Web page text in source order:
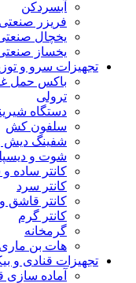
آبسردکن
فریزر صنعتی
یخچال
یخساز
تجهیزات سرو و
باکس حمل
ترولی
دستگاه
سلفون کش
شفینگ دیش
شوت و
کانتر ساده و
کانتر سرد
کانتر قاشق
کانتر گرم
گرمخانه
هات بن ماری
تجهیزات قنادی و
آماده سازی